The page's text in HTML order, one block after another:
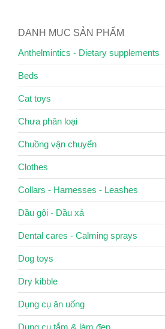
DANH MỤC SẢN PHẨM
Anthelmintics - Dietary supplements
Beds
Cat toys
Chưa phân loại
Chuồng vận chuyển
Clothes
Collars - Harnesses - Leashes
Dầu gội - Dầu xả
Dental cares - Calming sprays
Dog toys
Dry kibble
Dụng cụ ăn uống
Dụng cụ tắm & làm đẹp